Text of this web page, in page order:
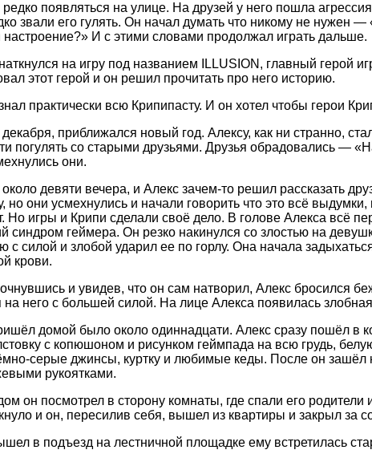
редко появляться на улице. На друзей у него пошла
звали его гулять. Он начал думать что никому не нужен
настроение?» И с этими словами продолжал играть дальше.
на игру под названием ILLUSION, главный герой
этот герой и он решил прочитать про него историю.
практически всю Крипипасту. И он хотел чтобы герои
приближался новый год. Алексу, как ни странно,
погулять со старыми друзьями. Друзья обрадовались —
они.
девяти вечера, и Алекс зачем-то решил рассказать
но они усмехнулись и начали говорить что это всё
Но игры и Крипи сделали своё дело. В голове Алекса всё
синдром геймера. Он резко накинулся со злостью на
с силой и злобой ударил ее по горлу. Она начала
крови.
и увидев, что он сам натворил, Алекс бросился
него с большей силой. На лице Алекса появилась
домой было около одиннадцати. Алекс сразу пошёл в
с копюшоном и рисунком геймпада на всю грудь,
серые джинсы, куртку и любимые кеды. После он зашёл
рукоятками.
он посмотрел в сторону комнаты, где спали его родители
и он, пересилив себя, вышел из квартиры и закрыл за
в подъезд на лестничной площадке ему встретилась